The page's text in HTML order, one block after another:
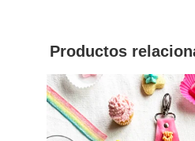
Productos